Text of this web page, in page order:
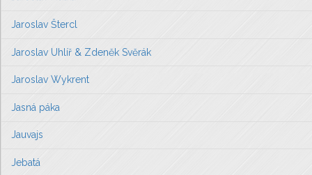
Jaroslav Štercl
Jaroslav Uhlíř & Zdeněk Svěrák
Jaroslav Wykrent
Jasná páka
Jauvajs
Jebatá